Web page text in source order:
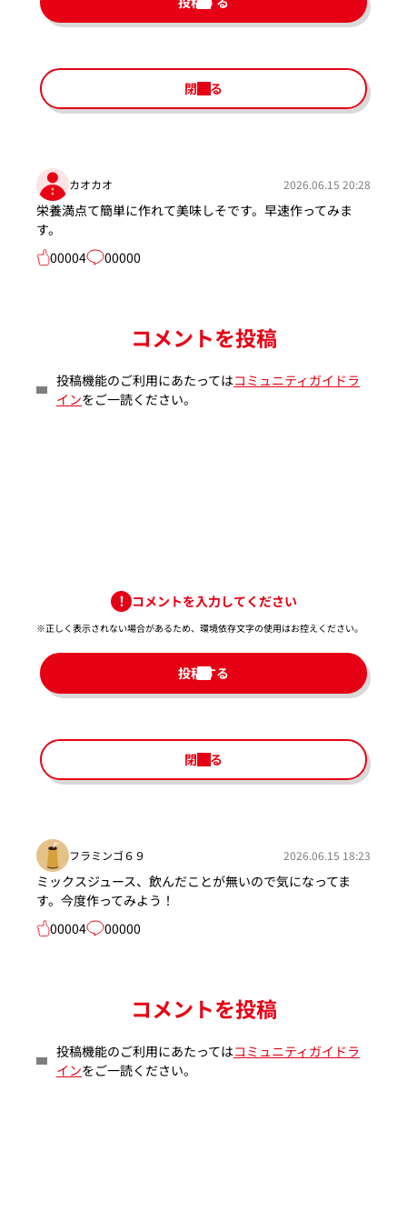
閉じる
カオカオ 2026.06.15 20:28
栄養満点て簡単に作れて美味しそです。早速作ってみま
す。
00004
00000
コメントを投稿
投稿機能のご利用にあたってはコミュニティガイドラ
インをご一読ください。
コメントを入力してください
※正しく表示されない場合があるため、環境依存文字の使用はお控えください。​
投稿する
閉じる
フラミンゴ６９ 2026.06.15 18:23
ミックスジュース、飲んだことが無いので気になってま
す。今度作ってみよう！
00004
00000
コメントを投稿
投稿機能のご利用にあたってはコミュニティガイドラ
インをご一読ください。